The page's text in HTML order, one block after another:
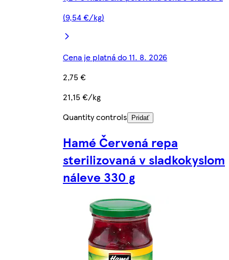
(9,54 €/kg)
Cena je platná do 11. 8. 2026
2,75 €
21,15 €/kg
Quantity controls
Pridať
Hamé Červená repa
sterilizovaná v sladkokyslom
náleve 330 g